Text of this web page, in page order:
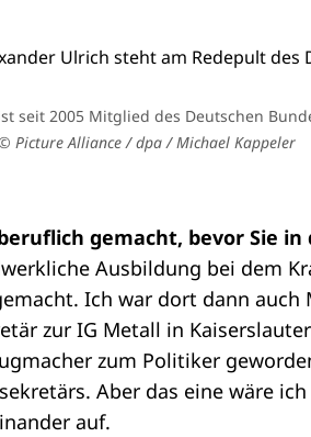
seit 2005 Mitglied des Deutschen
Picture Alliance / dpa / Michael Kappeler
gemacht, bevor Sie
Ausbildung bei dem
Ich war dort dann
zur IG Metall in
zum Politiker
Aber das eine wäre
auf.